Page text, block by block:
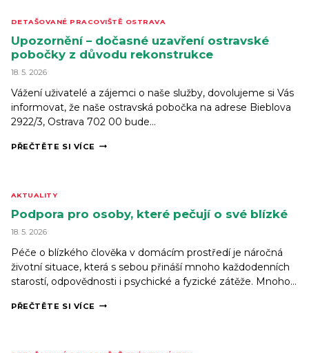
NOVOJIČÍNSKO
DETAŠOVANÉ PRACOVIŠTĚ OSTRAVA
Upozornění – dočasné uzavření ostravské
pobočky z důvodu rekonstrukce
18. 5. 2026
Vážení uživatelé a zájemci o naše služby, dovolujeme si Vás
informovat, že naše ostravská pobočka na adrese Bieblova
2922/3, Ostrava 702 00 bude…
PŘEČTĚTE SI VÍCE UPOZORNĚNÍ
Z DŮVODU
REKONSTRUKCE
AKTUALITY
Podpora pro osoby, které pečují o své blízké
18. 5. 2026
Péče o blízkého člověka v domácím prostředí je náročná
životní situace, která s sebou přináší mnoho každodenních
starostí, odpovědnosti i psychické a fyzické zátěže. Mnoho…
PŘEČTĚTE SI VÍCE PODPORA